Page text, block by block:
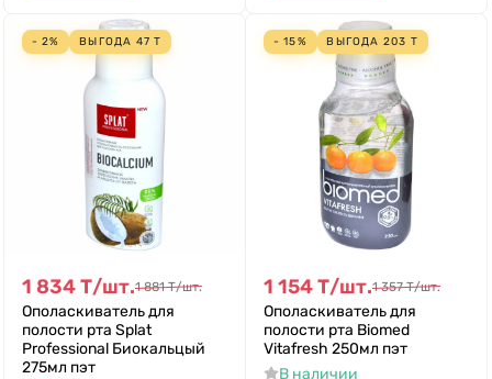
- 2% ВЫГОДА 47 Т
1 834Т/шт.1 881 Т/шт.
Ополаскиватель для
полости рта Splat
Professional Биокальцый
275мл пэт
- 15% ВЫГОДА 203 Т
1 154Т/шт.1 357 Т/шт.
Ополаскиватель для
полости рта Biomed
Vitafresh 250мл пэт
В наличии